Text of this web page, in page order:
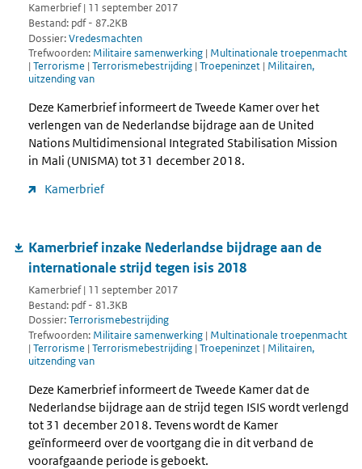
Kamerbrief | 11 september 2017
Bestand: pdf - 87.2KB
Dossier:Vredesmachten
Trefwoorden: Militaire samenwerking | Multinationale troepenmacht
| Terrorisme | Terrorismebestrijding | Troepeninzet | Militairen,
uitzending van
Deze Kamerbrief informeert de Tweede Kamer over het
verlengen van de Nederlandse bijdrage aan de United
Nations Multidimensional Integrated Stabilisation Mission
in Mali (UNISMA) tot 31 december 2018.
Kamerbrief
Kamerbrief inzake Nederlandse bijdrage aan de
internationale strijd tegen isis 2018
Kamerbrief | 11 september 2017
Bestand: pdf - 81.3KB
Dossier:Terrorismebestrijding
Trefwoorden: Militaire samenwerking | Multinationale troepenmacht
| Terrorisme | Terrorismebestrijding | Troepeninzet | Militairen,
uitzending van
Deze Kamerbrief informeert de Tweede Kamer dat de
Nederlandse bijdrage aan de strijd tegen ISIS wordt verlengd
tot 31 december 2018. Tevens wordt de Kamer
geïnformeerd over de voortgang die in dit verband de
voorafgaande periode is geboekt.